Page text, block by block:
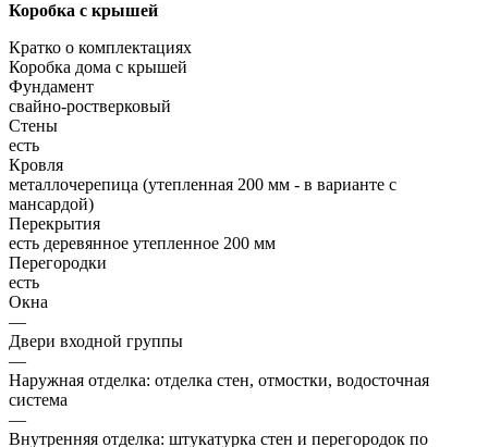
Коробка с крышей
Кратко о комплектациях
Коробка дома с крышей
Фундамент
свайно-ростверковый
Стены
есть
Кровля
металлочерепица (утепленная 200 мм - в варианте с
мансардой)
Перекрытия
есть деревянное утепленное 200 мм
Перегородки
есть
Окна
—
Двери входной группы
—
Наружная отделка: отделка стен, отмостки, водосточная
система
—
Внутренняя отделка: штукатурка стен и перегородок по